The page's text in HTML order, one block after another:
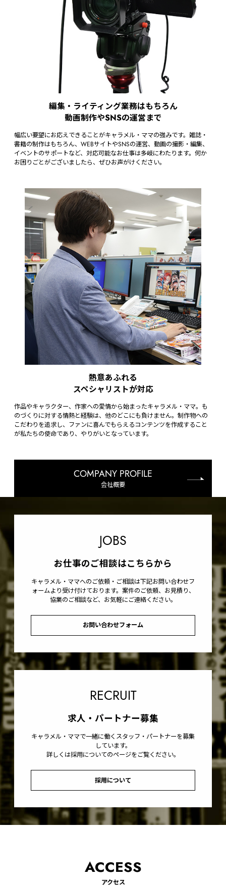
編集・ライティング業務はもちろん
動画制作やSNSの運営まで
幅広い要望にお応えできることがキャラメル・ママの強みです。雑誌・
書籍の制作はもちろん、WEBサイトやSNSの運営、動画の撮影・編集、
イベントのサポートなど、対応可能なお仕事は多岐にわたります。何か
お困りごとがございましたら、ぜひお声がけください。
熱意あふれる
スペシャリストが対応
作品やキャラクター、作家への愛情から始まったキャラメル・ママ。も
のづくりに対する情熱と経験は、他のどこにも負けません。制作物への
こだわりを追求し、ファンに喜んでもらえるコンテンツを作成すること
が私たちの使命であり、やりがいとなっています。
COMPANY PROFILE
会社概要
JOBS
お仕事のご相談はこちらから
キャラメル・ママへのご依頼・ご相談は下記お問い合わせフ
ォームより受け付けております。案件のご依頼、お見積り、
協業のご相談など、お気軽にご連絡ください。
お問い合わせフォーム
RECRUIT
求人・パートナー募集
キャラメル・ママで一緒に働くスタッフ・パートナーを募集
しています。
詳しくは採用についてのページをご覧ください。
採用について
ACCESS
アクセス